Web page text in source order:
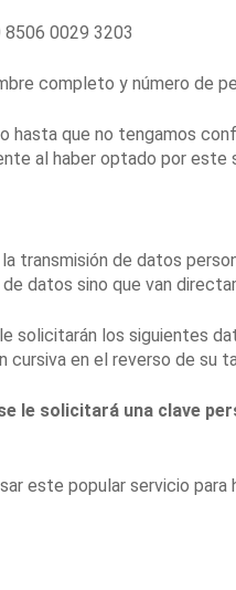
8506 0029 3203
completo y número de
que no tengamos
al haber optado por este
transmisión de datos
datos sino que van
solicitarán los siguientes
cursiva en el reverso de su
le solicitará una clave
este popular servicio para